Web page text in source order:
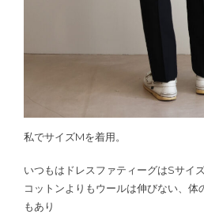
私でサイズMを着用。
いつもはドレスファティーグはSサイ
コットンよりもウールは伸びない、体
もあり